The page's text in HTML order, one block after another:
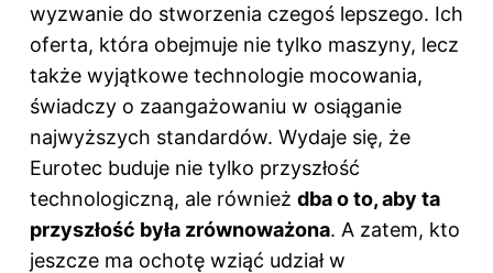
wyzwanie do stworzenia czegoś lepszego. Ich
oferta, która obejmuje nie tylko maszyny, lecz
także wyjątkowe technologie mocowania,
świadczy o zaangażowaniu w osiąganie
najwyższych standardów. Wydaje się, że
Eurotec buduje nie tylko przyszłość
technologiczną, ale również dba o to, aby ta
przyszłość była zrównoważona. A zatem, kto
jeszcze ma ochotę wziąć udział w